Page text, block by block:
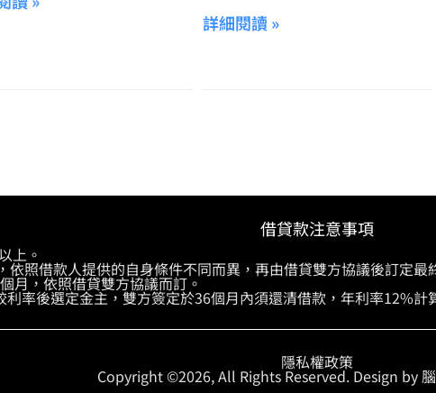
詳細閱讀 »
借貸款注意事項
上。
照借款人提供的自身條件不同而異，再由借貸雙方協議後訂定最
月，依照借貸雙方協議而訂。
率後選定金主，雙方簽定於36個月內須還清借款，年利率12%計
隱私權政策
Copyright ©2026, All Rights Reserved. Design by